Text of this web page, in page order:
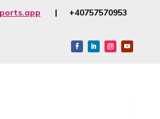
| +40757570953